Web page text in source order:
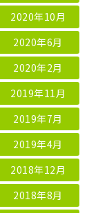
2020年10月
2020年6月
2020年2月
2019年11月
2019年7月
2019年4月
2018年12月
2018年8月